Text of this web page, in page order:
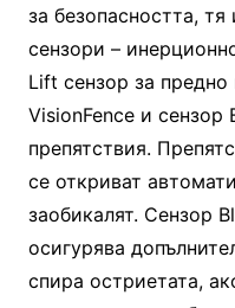
за безопасността,
сензори –
Lift сензор за предно
VisionFence и сензор
препятствия.
се откриват
заобикалят. Сензор
осигурява
спира остриетата,